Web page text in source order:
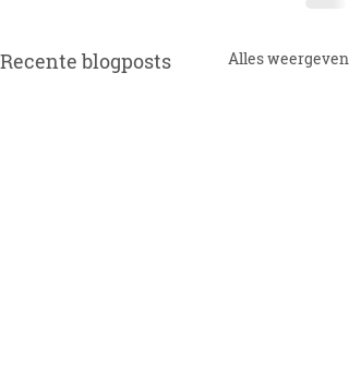
Recente blogposts Alles weergeven